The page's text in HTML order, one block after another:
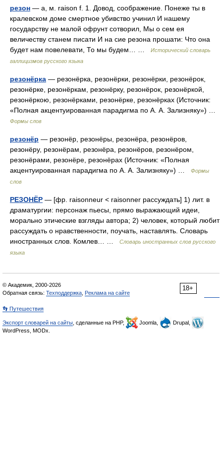
резон — а, м. raison f. 1. Довод, соображение. Понеже ты в
кралевском доме смертное убивство учинил И нашему
государству не малой офрунт сотворил, Мы о сем ея
величеству станем писати И на сие резона прошати: Что она
будет нам повелевати, То мы будем… …
Исторический словарь
галлицизмов русского языка
резонёрка — резонёрка, резонёрки, резонёрки, резонёрок,
резонёрке, резонёркам, резонёрку, резонёрок, резонёркой,
резонёркою, резонёрками, резонёрке, резонёрках (Источник:
«Полная акцентуированная парадигма по А. А. Зализняку») …
Формы слов
резонёр — резонёр, резонёры, резонёра, резонёров,
резонёру, резонёрам, резонёра, резонёров, резонёром,
резонёрами, резонёре, резонёрах (Источник: «Полная
акцентуированная парадигма по А. А. Зализняку») …
Формы
слов
РЕЗОНЁР — [фр. raisonneur < raisonner рассуждать] 1) лит. в
драматургии: персонаж пьесы, прямо выражающий идеи,
морально этические взгляды автора; 2) человек, который любит
рассуждать о нравственности, поучать, наставлять. Словарь
иностранных слов. Комлев… …
Словарь иностранных слов русского
языка
18+
© Академик, 2000-2026
Обратная связь: Техподдержка Реклама на сайте
👣 Путешествия
Экспорт словарей на сайты , сделанные на PHP, Joomla,
Drupal,
WordPress, MODx.